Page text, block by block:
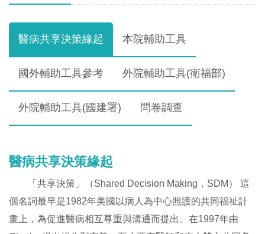
醫病共享決策緣起 本院輔助工具
國外輔助工具參考 外院輔助工具(衛福部)
外院輔助工具(國建署) 問卷調查
醫病共享決策緣起
「共享決策」（Shared Decision Making，SDM） 這
個名詞最早是1982年美國以病人為中心照護的共同福祉計
畫上，為促進醫病相互尊重與溝通而提出。在1997年由